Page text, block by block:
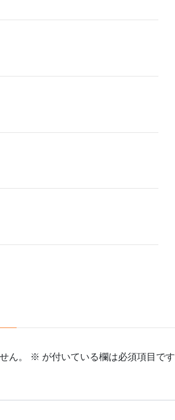
ん。 ※ が付いている欄は必須項目です